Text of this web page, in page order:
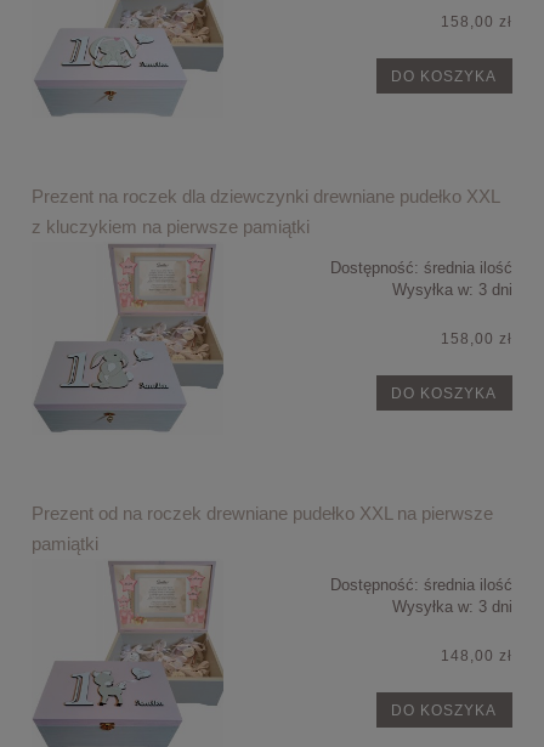
158,00 zł
DO KOSZYKA
Prezent na roczek dla dziewczynki drewniane pudełko XXL
z kluczykiem na pierwsze pamiątki
Dostępność: średnia ilość
Wysyłka w: 3 dni
158,00 zł
DO KOSZYKA
Prezent od na roczek drewniane pudełko XXL na pierwsze
pamiątki
Dostępność: średnia ilość
Wysyłka w: 3 dni
148,00 zł
DO KOSZYKA